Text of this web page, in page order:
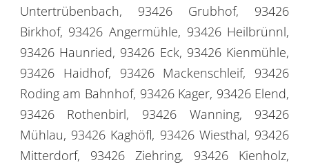
Untertrübenbach, 93426 Grubhof, 93426
Birkhof, 93426 Angermühle, 93426 Heilbrünnl,
93426 Haunried, 93426 Eck, 93426 Kienmühle,
93426 Haidhof, 93426 Mackenschleif, 93426
Roding am Bahnhof, 93426 Kager, 93426 Elend,
93426 Rothenbirl, 93426 Wanning, 93426
Mühlau, 93426 Kaghöfl, 93426 Wiesthal, 93426
Mitterdorf, 93426 Ziehring, 93426 Kienholz,